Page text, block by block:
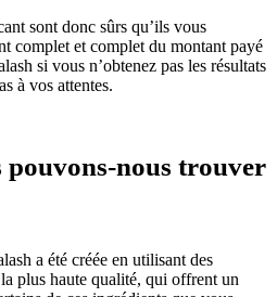
sont donc sûrs qu’ils vous
complet et complet du montant payé
si vous n’obtenez pas les résultats
à vos attentes.
pouvons-nous trouver
a été créée en utilisant des
plus haute qualité, qui offrent un